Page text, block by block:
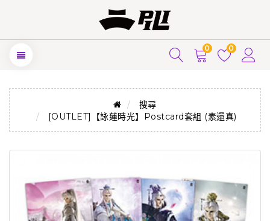
0 0
搜尋
[OUTLET]【詠蓮時光】Postcard套組 (素還真)